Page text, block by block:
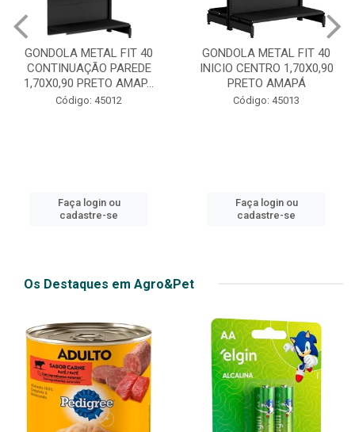
GONDOLA METAL FIT 40
CONTINUAÇÃO PAREDE
1,70X0,90 PRETO AMAP...
Código: 45012
Faça login ou
cadastre-se
GONDOLA METAL FIT 40
INICIO CENTRO 1,70X0,90
PRETO AMAPÁ
Código: 45013
Faça login ou
cadastre-se
Os Destaques em Agro&Pet